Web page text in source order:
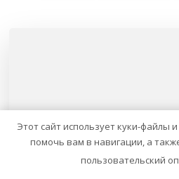
Этот сайт использует куки-файлы
помочь вам в навигации, а
пользовательский